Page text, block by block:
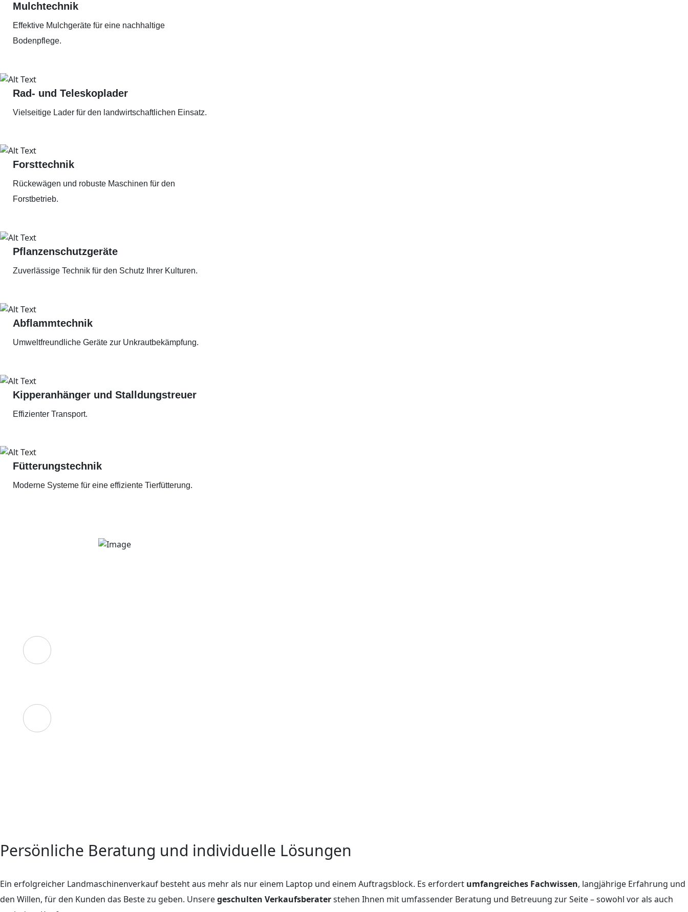
Mulchtechnik
Effektive Mulchgeräte für eine nachhaltige
Bodenpflege.
Rad- und Teleskoplader
Vielseitige Lader für den landwirtschaftlichen Einsatz.
Forsttechnik
Rückewägen und robuste Maschinen für den
Forstbetrieb.
Pflanzenschutzgeräte
Zuverlässige Technik für den Schutz Ihrer Kulturen.
Abflammtechnik
Umweltfreundliche Geräte zur Unkrautbekämpfung.
Kipperanhänger und Stalldungstreuer
Effizienter Transport.
Fütterungstechnik
Moderne Systeme für eine effiziente Tierfütterung.
Persönliche Beratung und individuelle Lösungen
Ein erfolgreicher Landmaschinenverkauf besteht aus mehr als nur einem Laptop und einem Auftragsblock. Es erfordert umfangreiches Fachwissen, langjährige Erfahrung und
den Willen, für den Kunden das Beste zu geben. Unseregeschulten Verkaufsberaterstehen Ihnen mit umfassender Beratung und Betreuung zur Seite – sowohl vor als auch